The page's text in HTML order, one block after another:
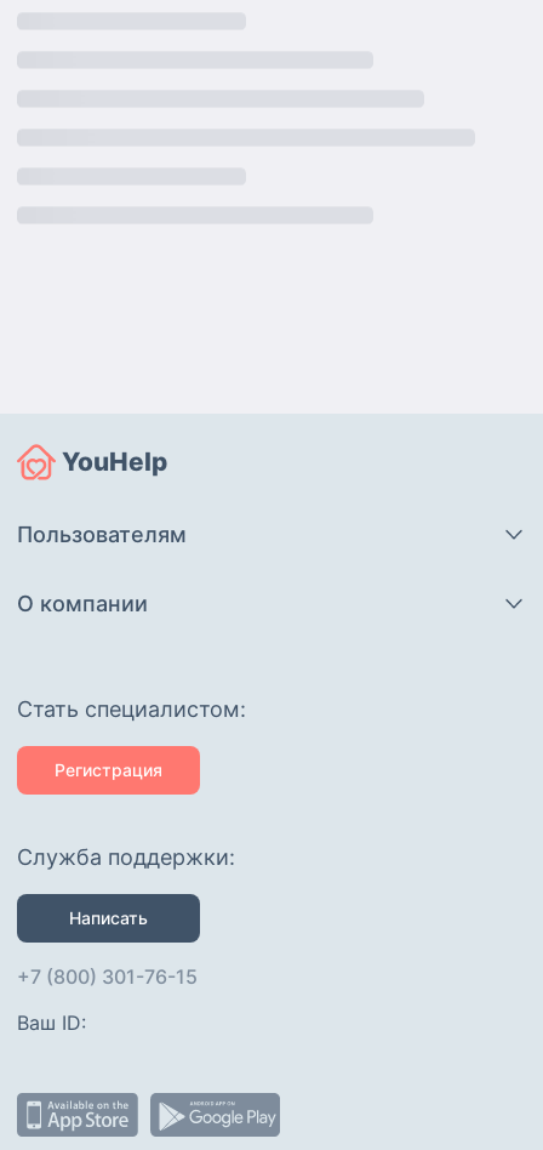
YouHelp
Пользователям
О компании
Cтать специалистом:
Регистрация
Служба поддержки:
Написать
+7 (800) 301-76-15
Ваш ID: